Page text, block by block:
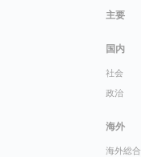
主要
国内
社会
政治
海外
海外総合